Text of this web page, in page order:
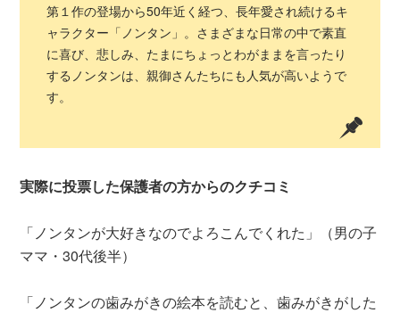
第１作の登場から50年近く経つ、長年愛され続けるキ
ャラクター「ノンタン」。さまざまな日常の中で素直
に喜び、悲しみ、たまにちょっとわがままを言ったり
するノンタンは、親御さんたちにも人気が高いようで
す。
実際に投票した保護者の方からのクチコミ
「ノンタンが大好きなのでよろこんでくれた」（男の子
ママ・30代後半）
「ノンタンの歯みがきの絵本を読むと、歯みがきがした